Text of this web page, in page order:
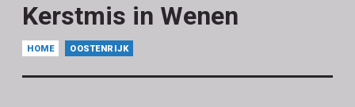
Kerstmis in Wenen
HOME OOSTENRIJK